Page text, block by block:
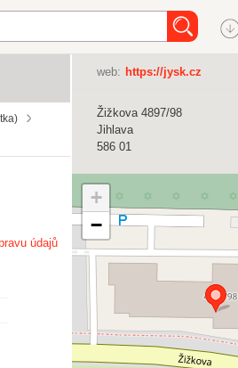
údajů
web: https://jysk.cz
Žižkova 4897/98
Jihlava
586 01
+
−